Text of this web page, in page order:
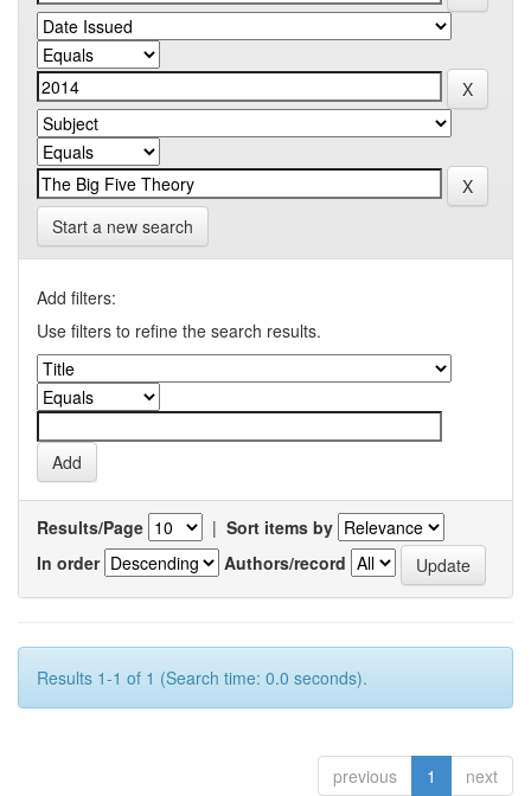
Start a new search
Add filters:
Use filters to refine the search results.
Results/Page | Sort items by
In order
Authors/record
Results 1-1 of 1 (Search time: 0.0 seconds).
previous 1 next